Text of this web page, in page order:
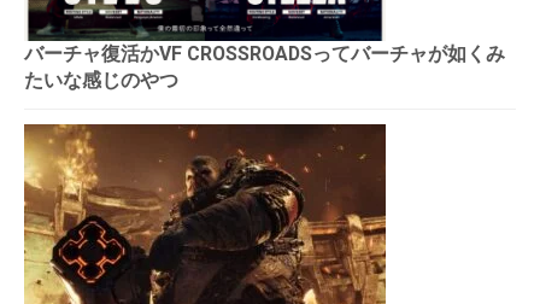
バーチャ復活かVF CROSSROADSってバーチャが如くみ
たいな感じのやつ